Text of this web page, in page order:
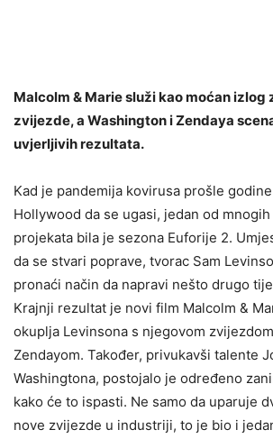
Malcolm & Marie služi kao moćan izlog
zvijezde, a Washington i Zendaya
uvjerljivih rezultata.
Kad je pandemija kovirusa prošle
Hollywood da se ugasi, jedan od
projekata bila je sezona Euforije 2.
da se stvari poprave, tvorac Sam
pronaći način da napravi nešto drugo
Krajnji rezultat je novi film Malcolm &
okuplja Levinsona s njegovom
Zendayom. Također, privukavši talente
Washingtona, postojalo je određeno
kako će to ispasti. Ne samo da uparuje
nove zvijezde u industriji, to je bio i